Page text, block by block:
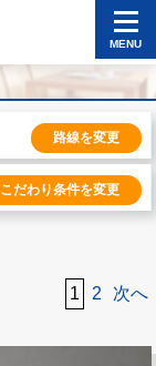
MENU
路線を変更
こだわり条件を変更
1
2 次へ